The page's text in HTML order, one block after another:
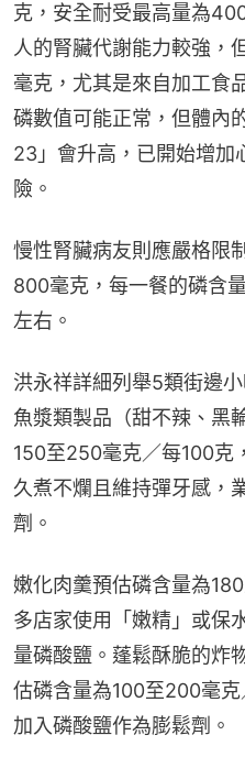
克，安全耐受最高量為
人的腎臟代謝能力較強，
毫克，尤其是來自加工食
磷數值可能正常，但體內
23」會升高，已開始增加
險。
慢性腎臟病友則應嚴格限
800毫克，每一餐的磷含
左右。
洪永祥詳細列舉5類街邊
魚漿類製品（甜不辣、黑
150至250毫克／每100克
久煮不爛且維持彈牙感，
劑。
嫩化肉羹預估磷含量為
多店家使用「嫩精」或保
量磷酸鹽。蓬鬆酥脆的炸
估磷含量為100至200毫
加入磷酸鹽作為膨鬆劑。